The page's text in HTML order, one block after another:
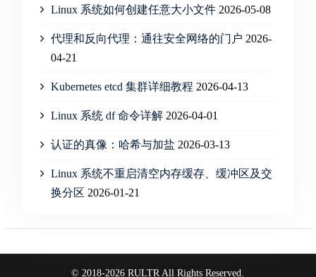
Linux 系统如何创建任意大小文件 2026-05-08
代理和反向代理：通往安全网络的门户 2026-
04-21
Kubernetes etcd 集群详细教程 2026-04-13
Linux 系统 df 命令详解 2026-04-01
认证的真像：哈希与加盐 2026-03-13
Linux 系统不重启清空内存缓存、缓冲区及交
换分区 2026-01-21
© 2018-2026 RULTR All Rights Reserved.